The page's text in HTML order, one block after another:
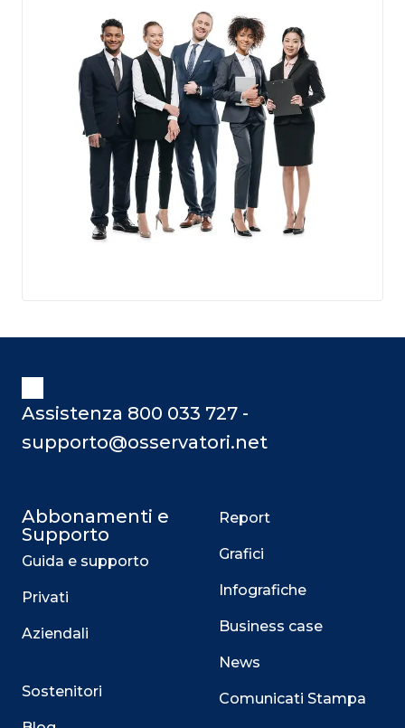
Assistenza 800 033 727 -
supporto@osservatori.net
Abbonamenti e
Supporto
Guida e supporto
Privati
Aziendali
Sostenitori
Report
Grafici
Infografiche
Business case
News
Comunicati Stampa